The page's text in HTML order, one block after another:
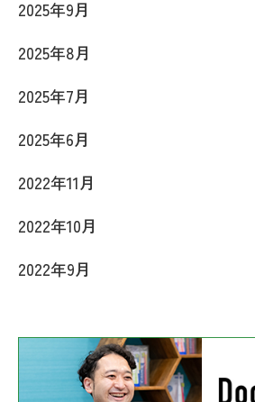
2025年9月
2025年8月
2025年7月
2025年6月
2022年11月
2022年10月
2022年9月